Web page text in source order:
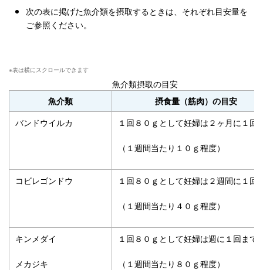
次の表に掲げた魚介類を摂取するときは、それぞれ目安量を
ご参照ください。
魚介類摂取の目安
魚介類 摂食量（筋肉）の目安
バンドウイルカ １回８０ｇとして妊婦は２ヶ月に１回
（１週間当たり１０ｇ程度）
コビレゴンドウ １回８０ｇとして妊婦は２週間に１回
（１週間当たり４０ｇ程度）
キンメダイ
メカジキ
１回８０ｇとして妊婦は週に１回まで
（１週間当たり８０ｇ程度）